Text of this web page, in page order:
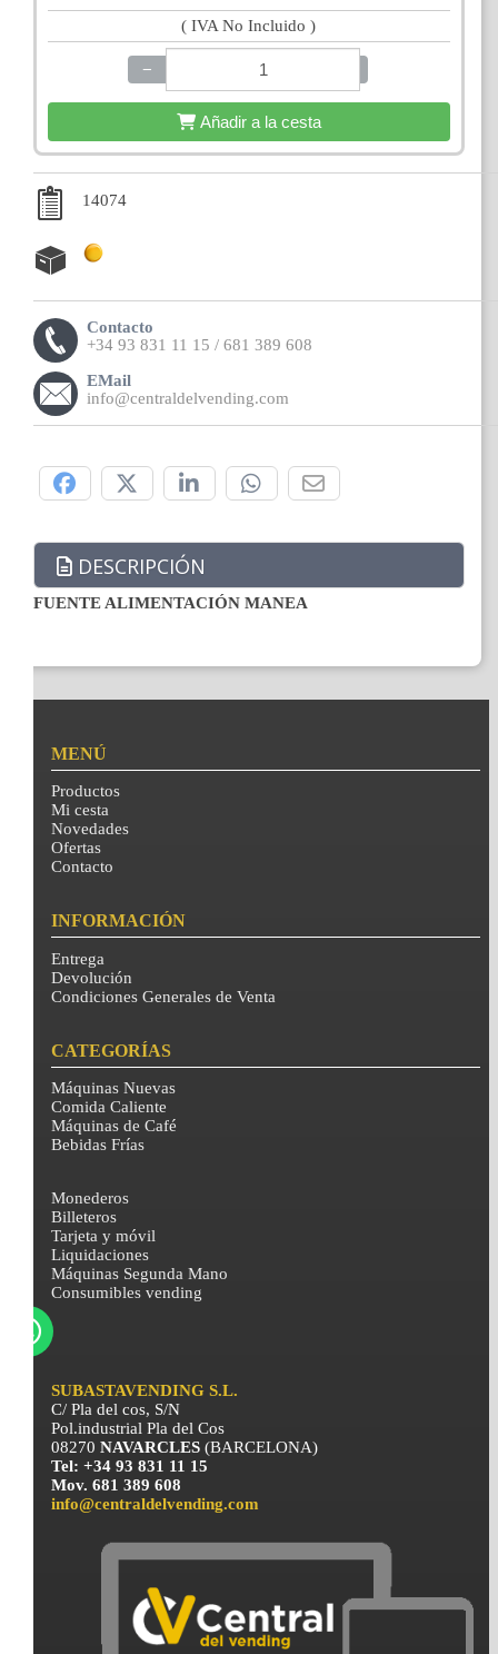
( IVA No Incluido )
−
Añadir a la cesta
14074
Contacto
+34 93 831 11 15 / 681 389 608
EMail
info@centraldelvending.com
DESCRIPCIÓN
FUENTE ALIMENTACIÓN MANEA
MENÚ
Productos
Mi cesta
Novedades
Ofertas
Contacto
INFORMACIÓN
Entrega
Devolución
Condiciones Generales de Venta
CATEGORÍAS
Máquinas Nuevas
Comida Caliente
Máquinas de Café
Bebidas Frías
Monederos
Billeteros
Tarjeta y móvil
Liquidaciones
Máquinas Segunda Mano
Consumibles vending
SUBASTAVENDING S.L.
C/ Pla del cos, S/N
Pol.industrial Pla del Cos
08270NAVARCLES(BARCELONA)
Tel: +34 93 831 11 15
Mov. 681 389 608
info@centraldelvending.com